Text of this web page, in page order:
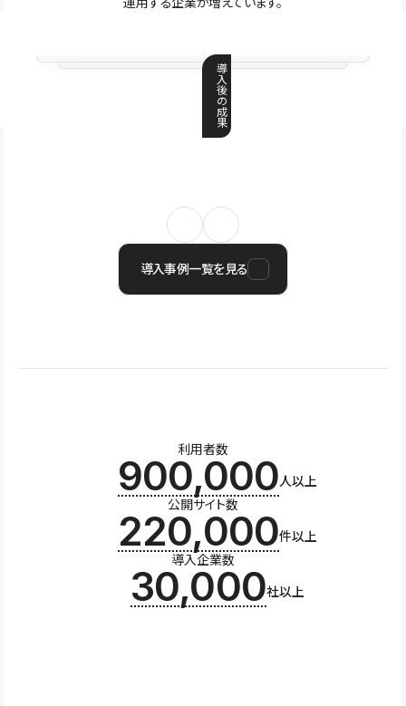
導
入
後
の
成
果
導入事例一覧を見る
利用者数
900,000人以上
公開サイト数
220,000件以上
導入企業数
30,000社以上